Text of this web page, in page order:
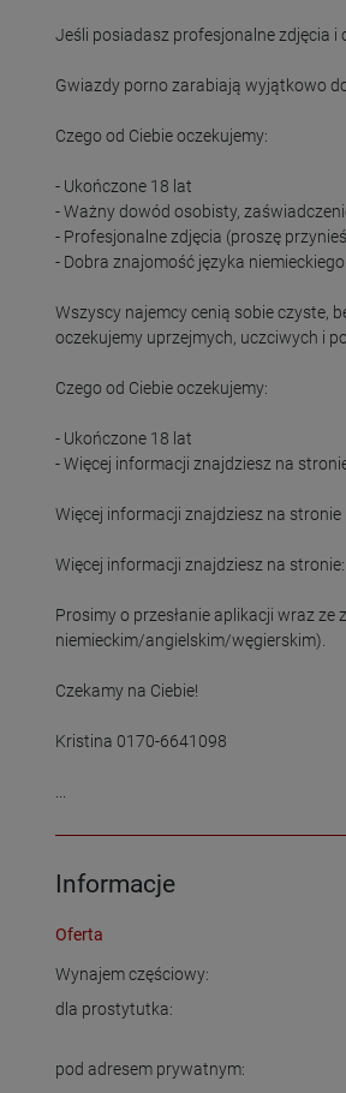
Jeśli posiadasz profesjonalne zdjęcia i
Gwiazdy porno zarabiają wyjątkowo
Czego od Ciebie oczekujemy:
- Ukończone 18 lat
- Ważny dowód osobisty,
- Profesjonalne zdjęcia (proszę
- Dobra znajomość języka
Wszyscy najemcy cenią sobie czyste,
oczekujemy uprzejmych, uczciwych i
Czego od Ciebie oczekujemy:
- Ukończone 18 lat
- Więcej informacji znajdziesz na
Więcej informacji znajdziesz na
Więcej informacji znajdziesz na
Prosimy o przesłanie aplikacji wraz
niemieckim/angielskim/węgierskim).
Czekamy na Ciebie!
Kristina 0170-6641098
Informacje
Oferta
Wynajem częściowy:
dla prostytutka:
pod adresem prywatnym: